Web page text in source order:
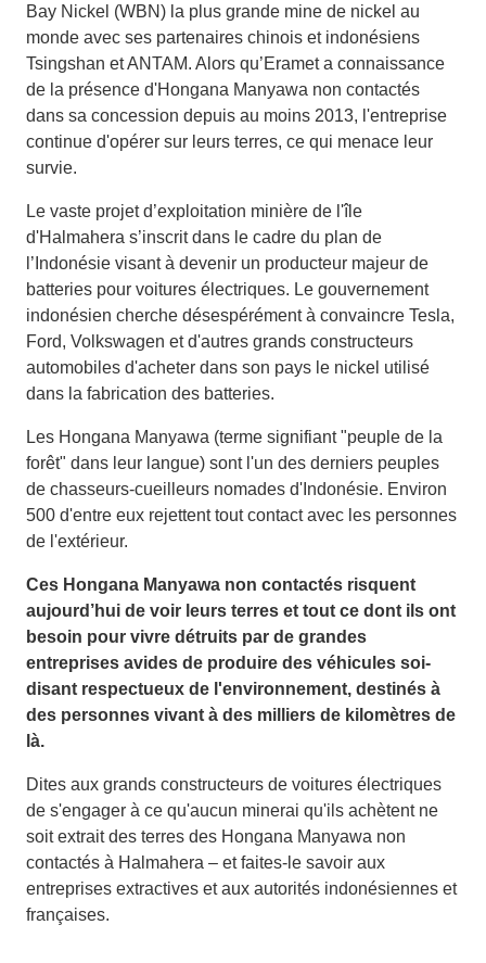
Bay Nickel (WBN) la plus grande mine de nickel au
monde avec ses partenaires chinois et indonésiens
Tsingshan et ANTAM. Alors qu’Eramet a connaissance
de la présence d'Hongana Manyawa non contactés
dans sa concession depuis au moins 2013, l'entreprise
continue d'opérer sur leurs terres, ce qui menace leur
survie.
Le vaste projet d’exploitation minière de l'île
d'Halmahera s’inscrit dans le cadre du plan de
l’Indonésie visant à devenir un producteur majeur de
batteries pour voitures électriques. Le gouvernement
indonésien cherche désespérément à convaincre Tesla,
Ford, Volkswagen et d'autres grands constructeurs
automobiles d'acheter dans son pays le nickel utilisé
dans la fabrication des batteries.
Les Hongana Manyawa (terme signifiant "peuple de la
forêt" dans leur langue) sont l'un des derniers peuples
de chasseurs-cueilleurs nomades d'Indonésie. Environ
500 d'entre eux rejettent tout contact avec les personnes
de l'extérieur.
Ces Hongana Manyawa non contactés risquent
aujourd’hui de voir leurs terres et tout ce dont ils ont
besoin pour vivre détruits par de grandes
entreprises avides de produire des véhicules soi-
disant respectueux de l'environnement, destinés à
des personnes vivant à des milliers de kilomètres de
là.
Dites aux grands constructeurs de voitures électriques
de s'engager à ce qu'aucun minerai qu'ils achètent ne
soit extrait des terres des Hongana Manyawa non
contactés à Halmahera – et faites-le savoir aux
entreprises extractives et aux autorités indonésiennes et
françaises.